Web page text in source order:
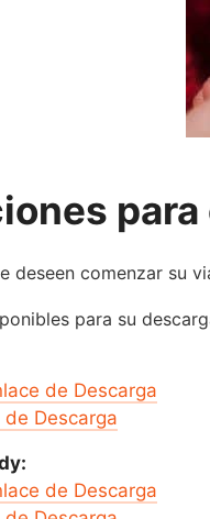
para
deseen comenzar su
para su
de Descarga
de Descarga
de Descarga